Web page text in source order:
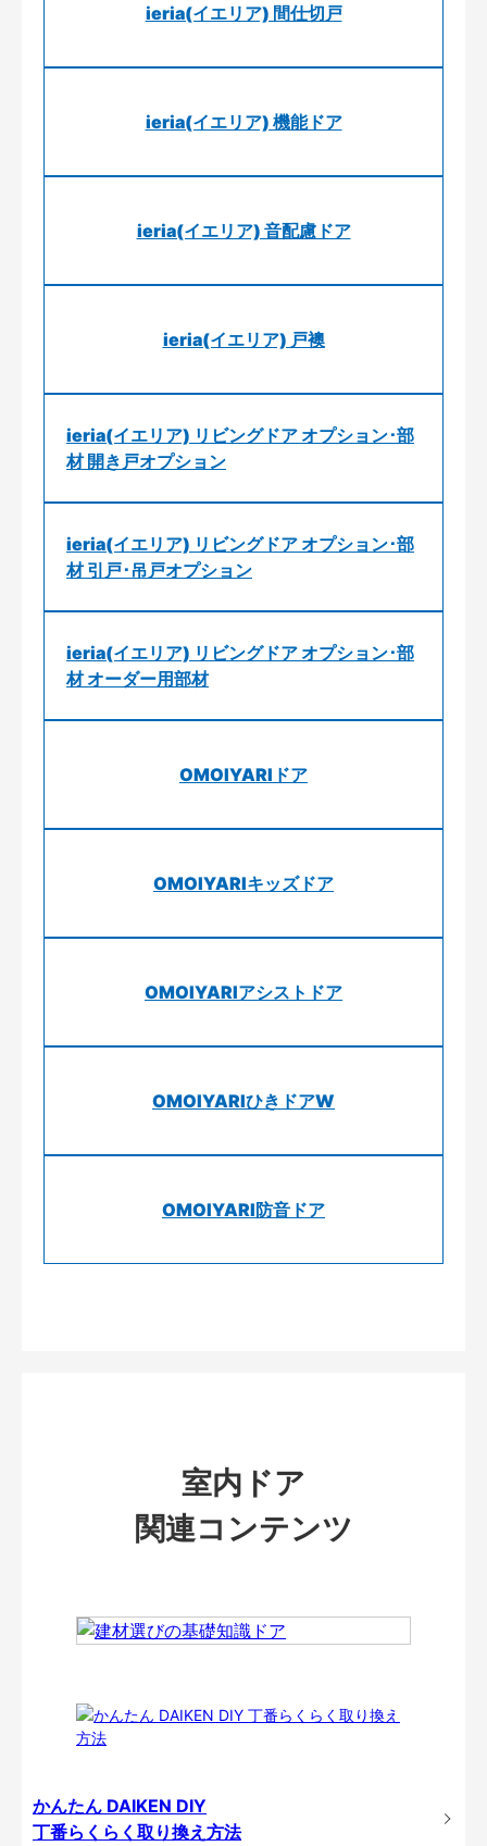
ieria(イエリア) 間仕切戸
ieria(イエリア) 機能ドア
ieria(イエリア) 音配慮ドア
ieria(イエリア) 戸襖
ieria(イエリア) リビングドア オプション･部
材 開き戸オプション
ieria(イエリア) リビングドア オプション･部
材 引戸･吊戸オプション
ieria(イエリア) リビングドア オプション･部
材 オーダー用部材
OMOIYARIドア
OMOIYARIキッズドア
OMOIYARIアシストドア
OMOIYARIひきドアW
OMOIYARI防音ドア
室内ドア
関連コンテンツ
かんたん DAIKEN DIY
丁番らくらく取り換え方法